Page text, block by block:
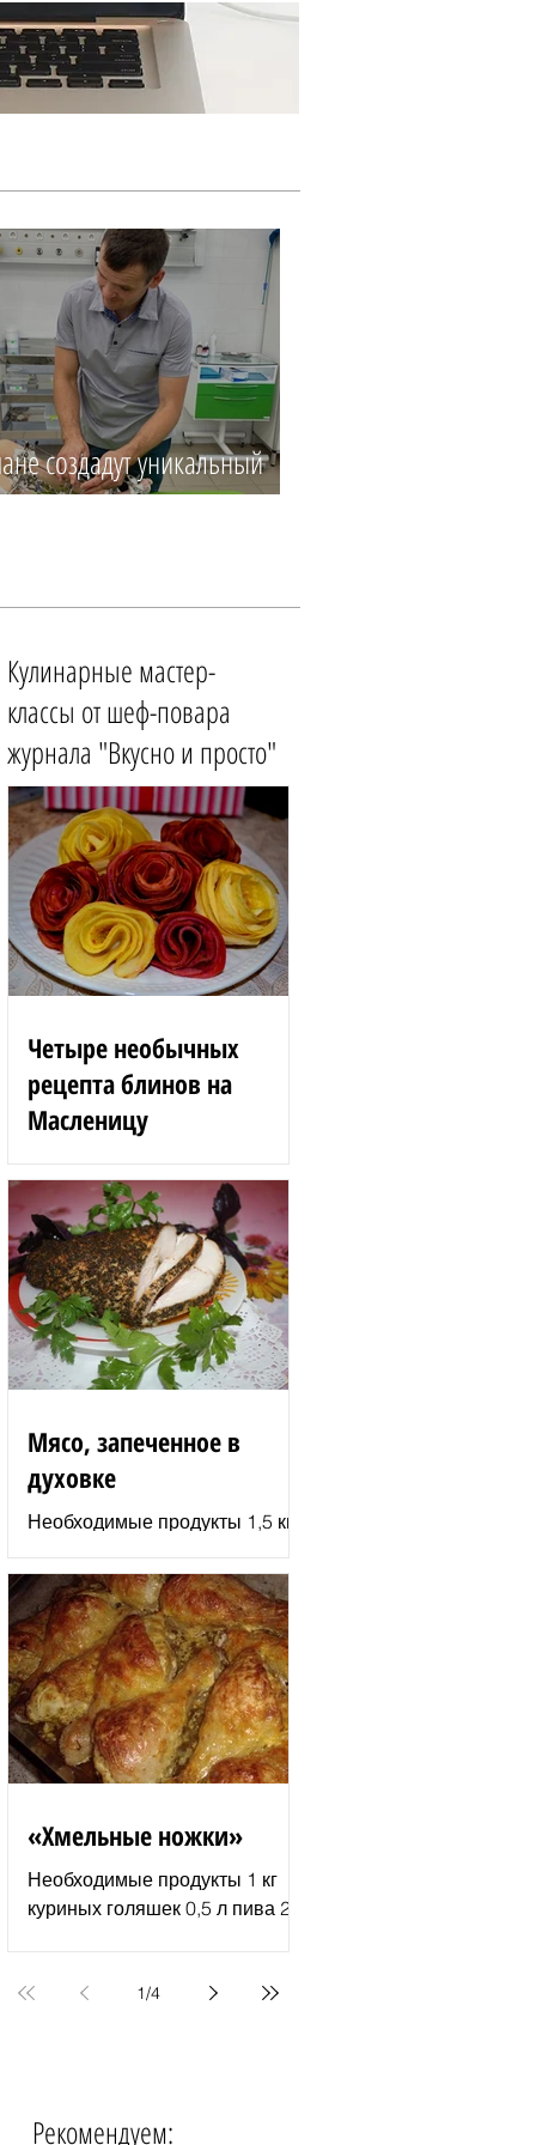
создадут уникальный
Кулинарные мастер-
классы от шеф-повара
журнала "Вкусно и просто"
Четыре необычных
рецепта блинов на
Масленицу
Блинные розы 1,5 стакана
муки 200 г вишен 125 мл
сыворотки 100 г сгущенного
молока 2 яйца 3 ст. л.
растительного масла 1 ст. л.
сахара...
Мясо, запеченное в
духовке
Необходимые продукты 1,5 кг
паприка смесь сухих
итальянских трав черный
молотый перец 2–3 ст. л.
растительного...
«Хмельные ножки»
Необходимые продукты 1 кг
куриных голяшек 0,5 л пива 2–
пачка изюма (200 г )...
1/4
Рекомендуем:
События недели